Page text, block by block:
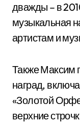
дважды – в
музыкальная
артистам и
Также Максим
наград,
«Золотой
верхние